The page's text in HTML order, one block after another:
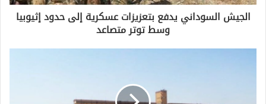
الجيش السوداني يدفع بتعزيزات عسكرية إلى حدود إثيوبيا
وسط توتر متصاعد